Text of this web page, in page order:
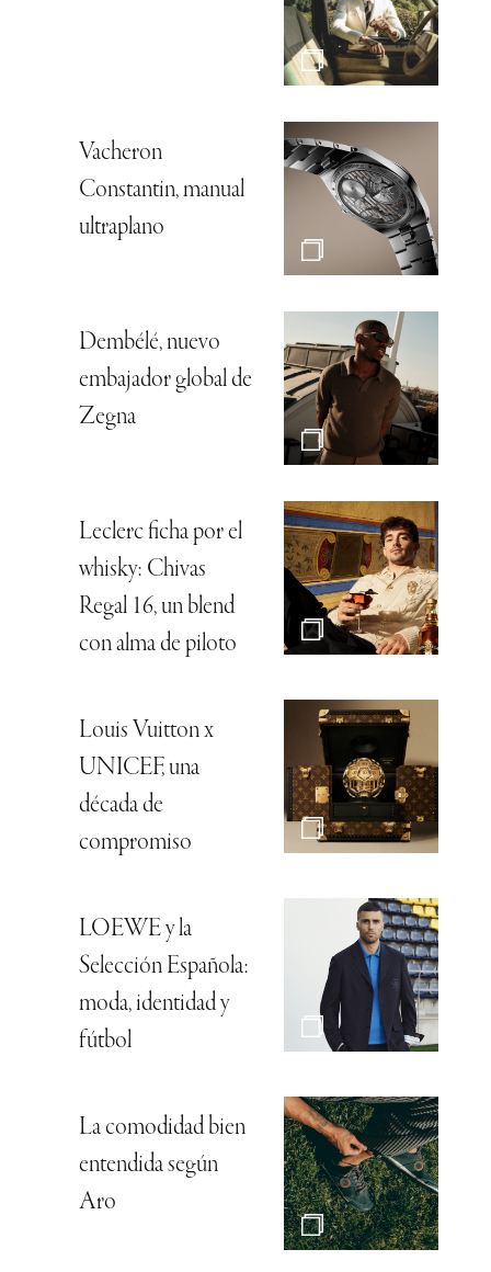
Vacheron
Constantin, manual
ultraplano
Dembélé, nuevo
embajador global de
Zegna
Leclerc ficha por el
whisky: Chivas
Regal 16, un blend
con alma de piloto
Louis Vuitton x
UNICEF, una
década de
compromiso
LOEWE y la
Selección Española:
moda, identidad y
fútbol
La comodidad bien
entendida según
Aro